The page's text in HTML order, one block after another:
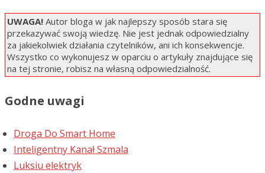
UWAGA! Autor bloga w jak najlepszy sposób stara się
przekazywać swoją wiedzę. Nie jest jednak odpowiedzialny
za jakiekolwiek działania czytelników, ani ich konsekwencje.
Wszystko co wykonujesz w oparciu o artykuły znajdujące się
na tej stronie, robisz na własną odpowiedzialność.
Godne uwagi
Droga Do Smart Home
Inteligentny Kanał Szmala
Luksiu elektryk